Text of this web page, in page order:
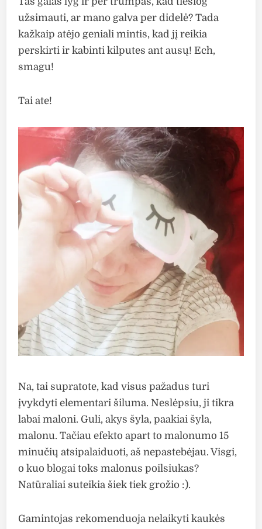
užsimauti, ar mano galva per didelė? Tada
kažkaip atėjo geniali mintis, kad jį reikia
perskirti ir kabinti kilputes ant ausų! Ech,
smagu!
Tai ate!
Na, tai supratote, kad visus pažadus turi
įvykdyti elementari šiluma. Neslėpsiu, ji tikra
labai maloni. Guli, akys šyla, paakiai šyla,
malonu. Tačiau efekto apart to malonumo 15
minučių atsipalaiduoti, aš nepastebėjau. Visgi,
o kuo blogai toks malonus poilsiukas?
Natūraliai suteikia šiek tiek grožio :).
Gamintojas rekomenduoja nelaikyti kaukės